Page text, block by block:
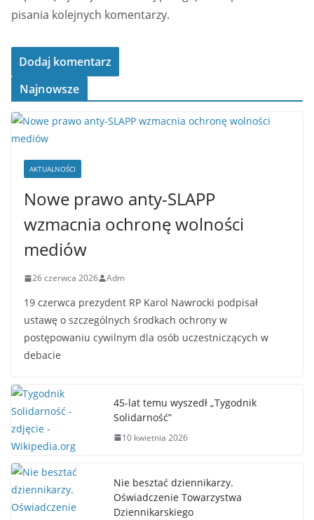
pisania kolejnych komentarzy.
Najnowsze
AKTUALNOŚCI
Nowe prawo anty-SLAPP
wzmacnia ochronę wolności
mediów
26 czerwca 2026 Adm
19 czerwca prezydent RP Karol Nawrocki podpisał
ustawę o szczególnych środkach ochrony w
postępowaniu cywilnym dla osób uczestniczących w
debacie
45-lat temu wyszedł „Tygodnik
Solidarność”
10 kwietnia 2026
Nie besztać dziennikarzy.
Oświadczenie Towarzystwa
Dziennikarskiego